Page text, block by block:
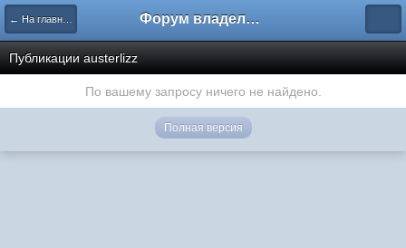
← На главную Форум владельцев интернет-магазинов
Публикации austerlizz
По вашему запросу ничего не найдено.
Полная версия